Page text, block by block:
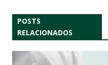
POSTS
RELACIONADOS